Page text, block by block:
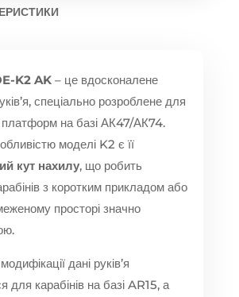
K2 AK– це вдосконалене
спеціально розроблене для
платформ на базі АК47/АК74.
моделі K2 є її
кут нахилу, що робить
з коротким прикладом або
просторі значно
дані руків’я
для карабінів на базі AR15, а